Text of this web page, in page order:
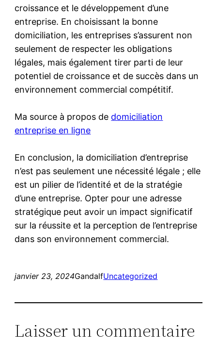
croissance et le développement d’une
entreprise. En choisissant la bonne
domiciliation, les entreprises s’assurent non
seulement de respecter les obligations
légales, mais également tirer parti de leur
potentiel de croissance et de succès dans un
environnement commercial compétitif.
Ma source à propos de domiciliation
entreprise en ligne
En conclusion, la domiciliation d’entreprise
n’est pas seulement une nécessité légale ; elle
est un pilier de l’identité et de la stratégie
d’une entreprise. Opter pour une adresse
stratégique peut avoir un impact significatif
sur la réussite et la perception de l’entreprise
dans son environnement commercial.
janvier 23, 2024GandalfUncategorized
Laisser un commentaire